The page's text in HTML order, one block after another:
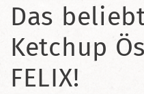
Das
Ketchup
FELIX!